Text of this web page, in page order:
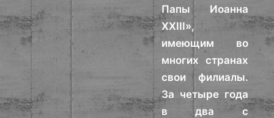
Папы Иоанна
XXIII»,
имеющим во
многих странах
свои филиалы.
За четыре года
в два с